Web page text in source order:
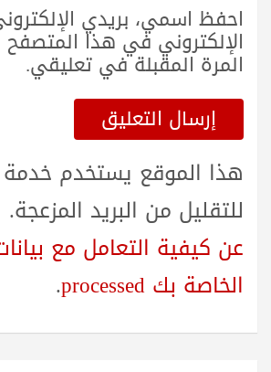
احفظ اسمي، بريدي
الإلكتروني في هذا المتصفح
المرة المقبلة في تعليقي.
هذا الموقع يستخدم
للتقليل من البريد المزعجة.
عن كيفية التعامل مع
الخاصة بك processed
.